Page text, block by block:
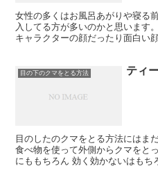
女性の多くはお風呂あがりや寝る
入してる方が多いのかと思います
キャラクターの顔だったり面白い
目の下のクマをとる方法 ティ
目のしたのクマをとる方法にはま
食べ物を使って外側からクマをと
にももちろん 効く効かないはもち